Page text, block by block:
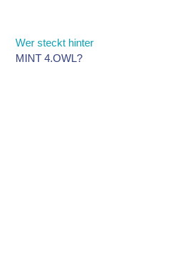
Wer steckt hinter
MINT 4.OWL?